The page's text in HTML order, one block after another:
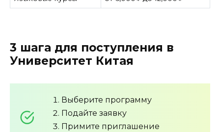
3 шага для поступления в
Университет Китая
Выберите программу
Подайте заявку
Примите приглашение